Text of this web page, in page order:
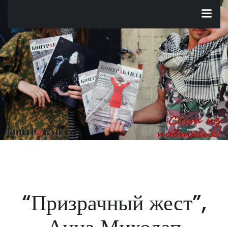
содержимому
“Призрачный жест”,